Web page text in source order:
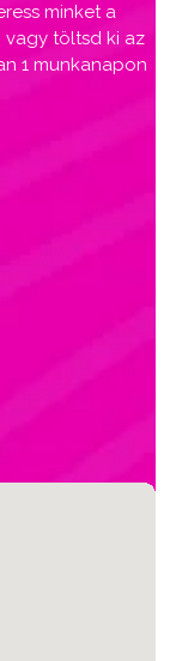
minket a
vagy töltsd ki az
1 munkanapon